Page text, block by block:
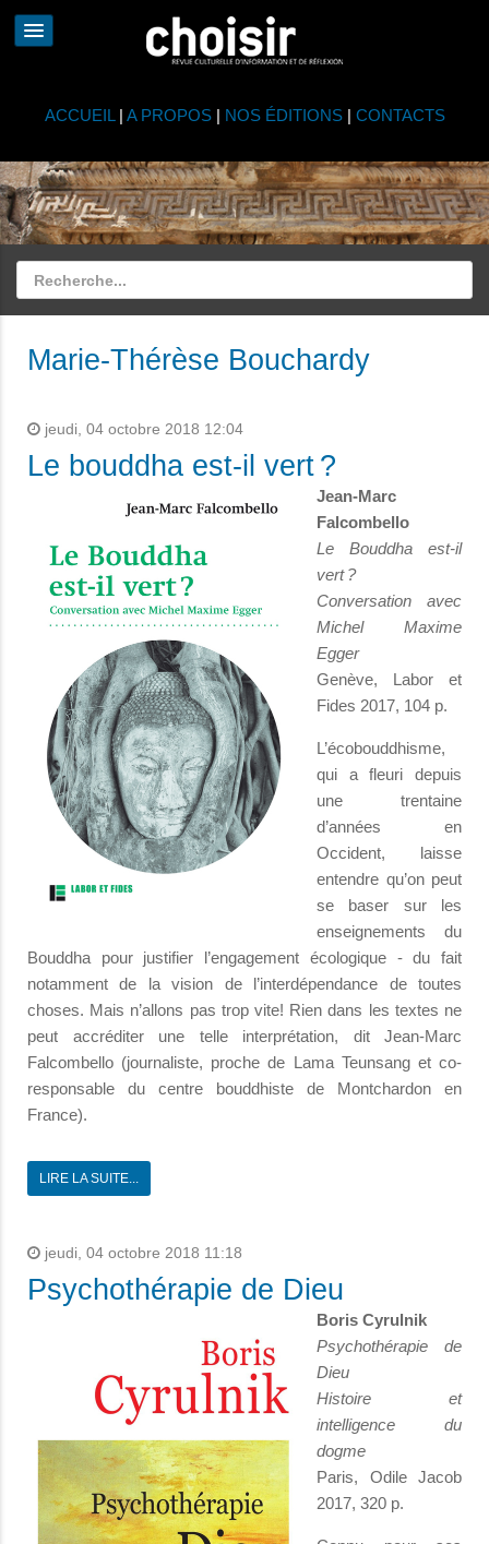
ACCUEIL | A PROPOS| NOS ÉDITIONS| CONTACTS
Marie-Thérèse Bouchardy
jeudi, 04 octobre 2018 12:04
Le bouddha est-il vert ?
Jean-Marc
Falcombello
Le Bouddha est-il
vert ?
Conversation avec
Michel Maxime
Egger
Genève, Labor et
Fides 2017, 104 p.
L’écobouddhisme,
qui a fleuri depuis
une trentaine
d’années en
Occident, laisse
entendre qu’on peut
se baser sur les
enseignements du
Bouddha pour justifier l’engagement écologique - du fait
notamment de la vision de l’interdépendance de toutes
choses. Mais n’allons pas trop vite! Rien dans les textes ne
peut accréditer une telle interprétation, dit Jean-Marc
Falcombello (journaliste, proche de Lama Teunsang et co-
responsable du centre bouddhiste de Montchardon en
France).
LIRE LA SUITE...
jeudi, 04 octobre 2018 11:18
Psychothérapie de Dieu
Boris Cyrulnik
Psychothérapie de
Dieu
Histoire et
intelligence du
dogme
Paris, Odile Jacob
2017, 320 p.